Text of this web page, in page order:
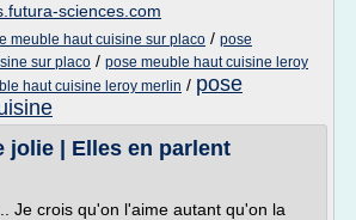
sciences.com
meuble haut cuisine sur placo / pose
sur placo / pose meuble haut cuisine leroy
haut cuisine leroy merlin / pose
jolie | Elles en parlent
Je crois qu'on l'aime autant qu'on la